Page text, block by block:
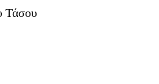
Τάσου